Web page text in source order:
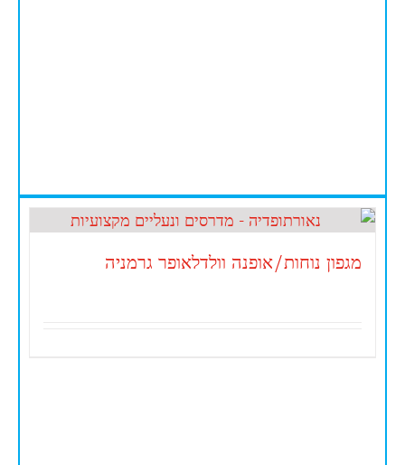
מגפון נוחות/אופנה וולדלאופר גרמניה